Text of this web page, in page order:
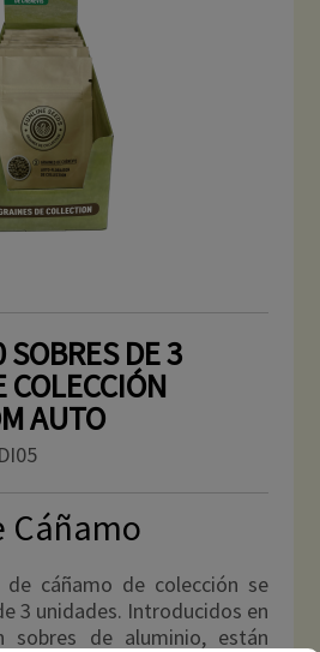
SOBRES DE 3
COLECCIÓN
AUTO
Cáñamo
de cáñamo de colección se
3 unidades. Introducidos en
sobres de aluminio, están